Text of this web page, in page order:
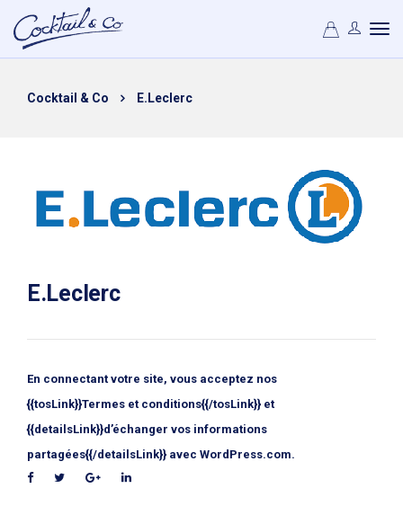
Cocktail & Co E.Leclerc
E.Leclerc
En connectant votre site, vous acceptez nos
{{tosLink}}Termes et conditions{{/tosLink}} et
{{detailsLink}}d’échanger vos informations
partagées{{/detailsLink}} avec WordPress.com.